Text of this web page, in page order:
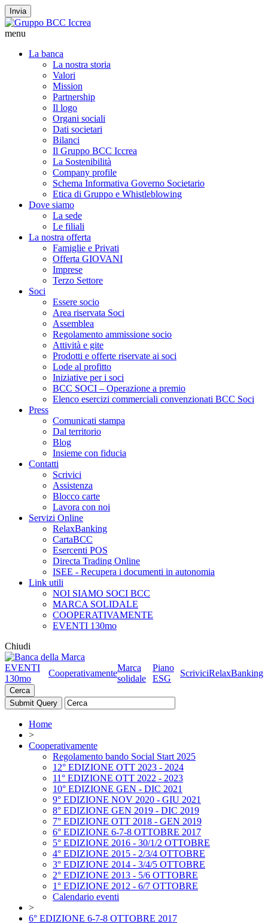
Invia
menu
La banca
La nostra storia
Valori
Mission
Partnership
Il logo
Organi sociali
Dati societari
Bilanci
Il Gruppo BCC Iccrea
La Sostenibilità
Company profile
Schema Informativa Governo Societario
Etica di Gruppo e Whistleblowing
Dove siamo
La sede
Le filiali
La nostra offerta
Famiglie e Privati
Offerta GIOVANI
Imprese
Terzo Settore
Soci
Essere socio
Area riservata Soci
Assemblea
Regolamento ammissione socio
Attività e gite
Prodotti e offerte riservate ai soci
Lode al profitto
Iniziative per i soci
BCC SOCI – Operazione a premio
Elenco esercizi commerciali convenzionati BCC Soci
Press
Comunicati stampa
Dal territorio
Blog
Insieme con fiducia
Contatti
Scrivici
Assistenza
Blocco carte
Lavora con noi
Servizi Online
RelaxBanking
CartaBCC
Esercenti POS
Directa Trading Online
ISEE - Recupera i documenti in autonomia
Link utili
NOI SIAMO SOCI BCC
MARCA SOLIDALE
COOPERATIVAMENTE
EVENTI 130mo
Chiudi
EVENTI
130mo
Cooperativamente
Marca
solidale
Piano
ESG
ScriviciRelaxBanking
Cerca
Home
>
Cooperativamente
Regolamento bando Social Start 2025
12° EDIZIONE OTT 2023 - 2024
11° EDIZIONE OTT 2022 - 2023
10° EDIZIONE GEN - DIC 2021
9° EDIZIONE NOV 2020 - GIU 2021
8° EDIZIONE GEN 2019 - DIC 2019
7° EDIZIONE OTT 2018 - GEN 2019
6° EDIZIONE 6-7-8 OTTOBRE 2017
5° EDIZIONE 2016 - 30/1/2 OTTOBRE
4° EDIZIONE 2015 - 2/3/4 OTTOBRE
3° EDIZIONE 2014 - 3/4/5 OTTOBRE
2° EDIZIONE 2013 - 5/6 OTTOBRE
1° EDIZIONE 2012 - 6/7 OTTOBRE
Calendario eventi
>
6° EDIZIONE 6-7-8 OTTOBRE 2017